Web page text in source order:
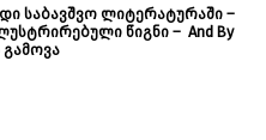
საბავშვო ლიტერატურაში –
წიგნი – And By
გამოვა